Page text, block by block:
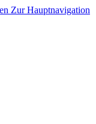
Zur Hauptnavigation